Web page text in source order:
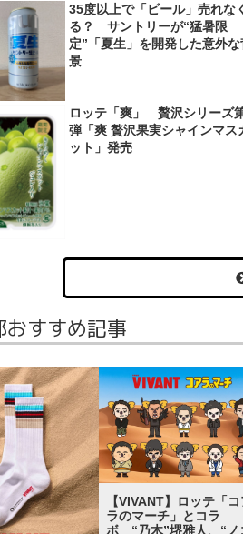
35度以上で「ビール」売れな
る？ サントリーが“猛暑限
定”「夏生」を開発した意外な
景
ロッテ「爽」 贅沢シリーズ
弾「爽 贅沢果実シャインマス
ット」発売
おすすめ記事
【VIVANT】ロッテ「
ラのマーチ」とコラ
ボ “乃木”堺雅人、“ノ